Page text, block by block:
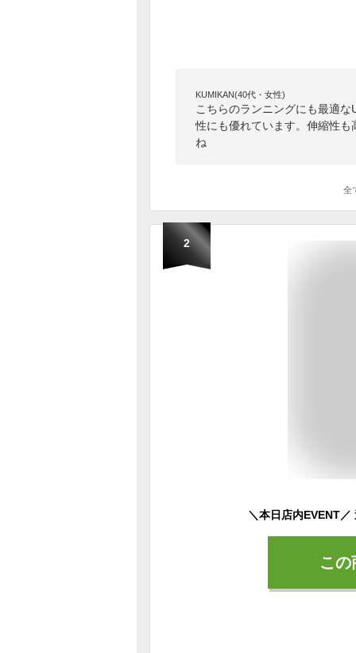
KUMIKAN(40代・女性)
こちらのランニングにも最適
性にも優れています。伸縮性
ね
全
2
こ